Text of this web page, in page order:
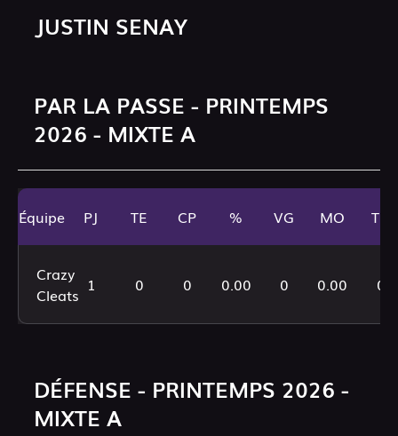
JUSTIN SENAY
PAR LA PASSE - PRINTEMPS
2026 - MIXTE A
Équipe PJ TE CP % VG MO TD
Crazy
Cleats 1 0 0 0.00 0 0.00 0
DÉFENSE - PRINTEMPS 2026 -
MIXTE A